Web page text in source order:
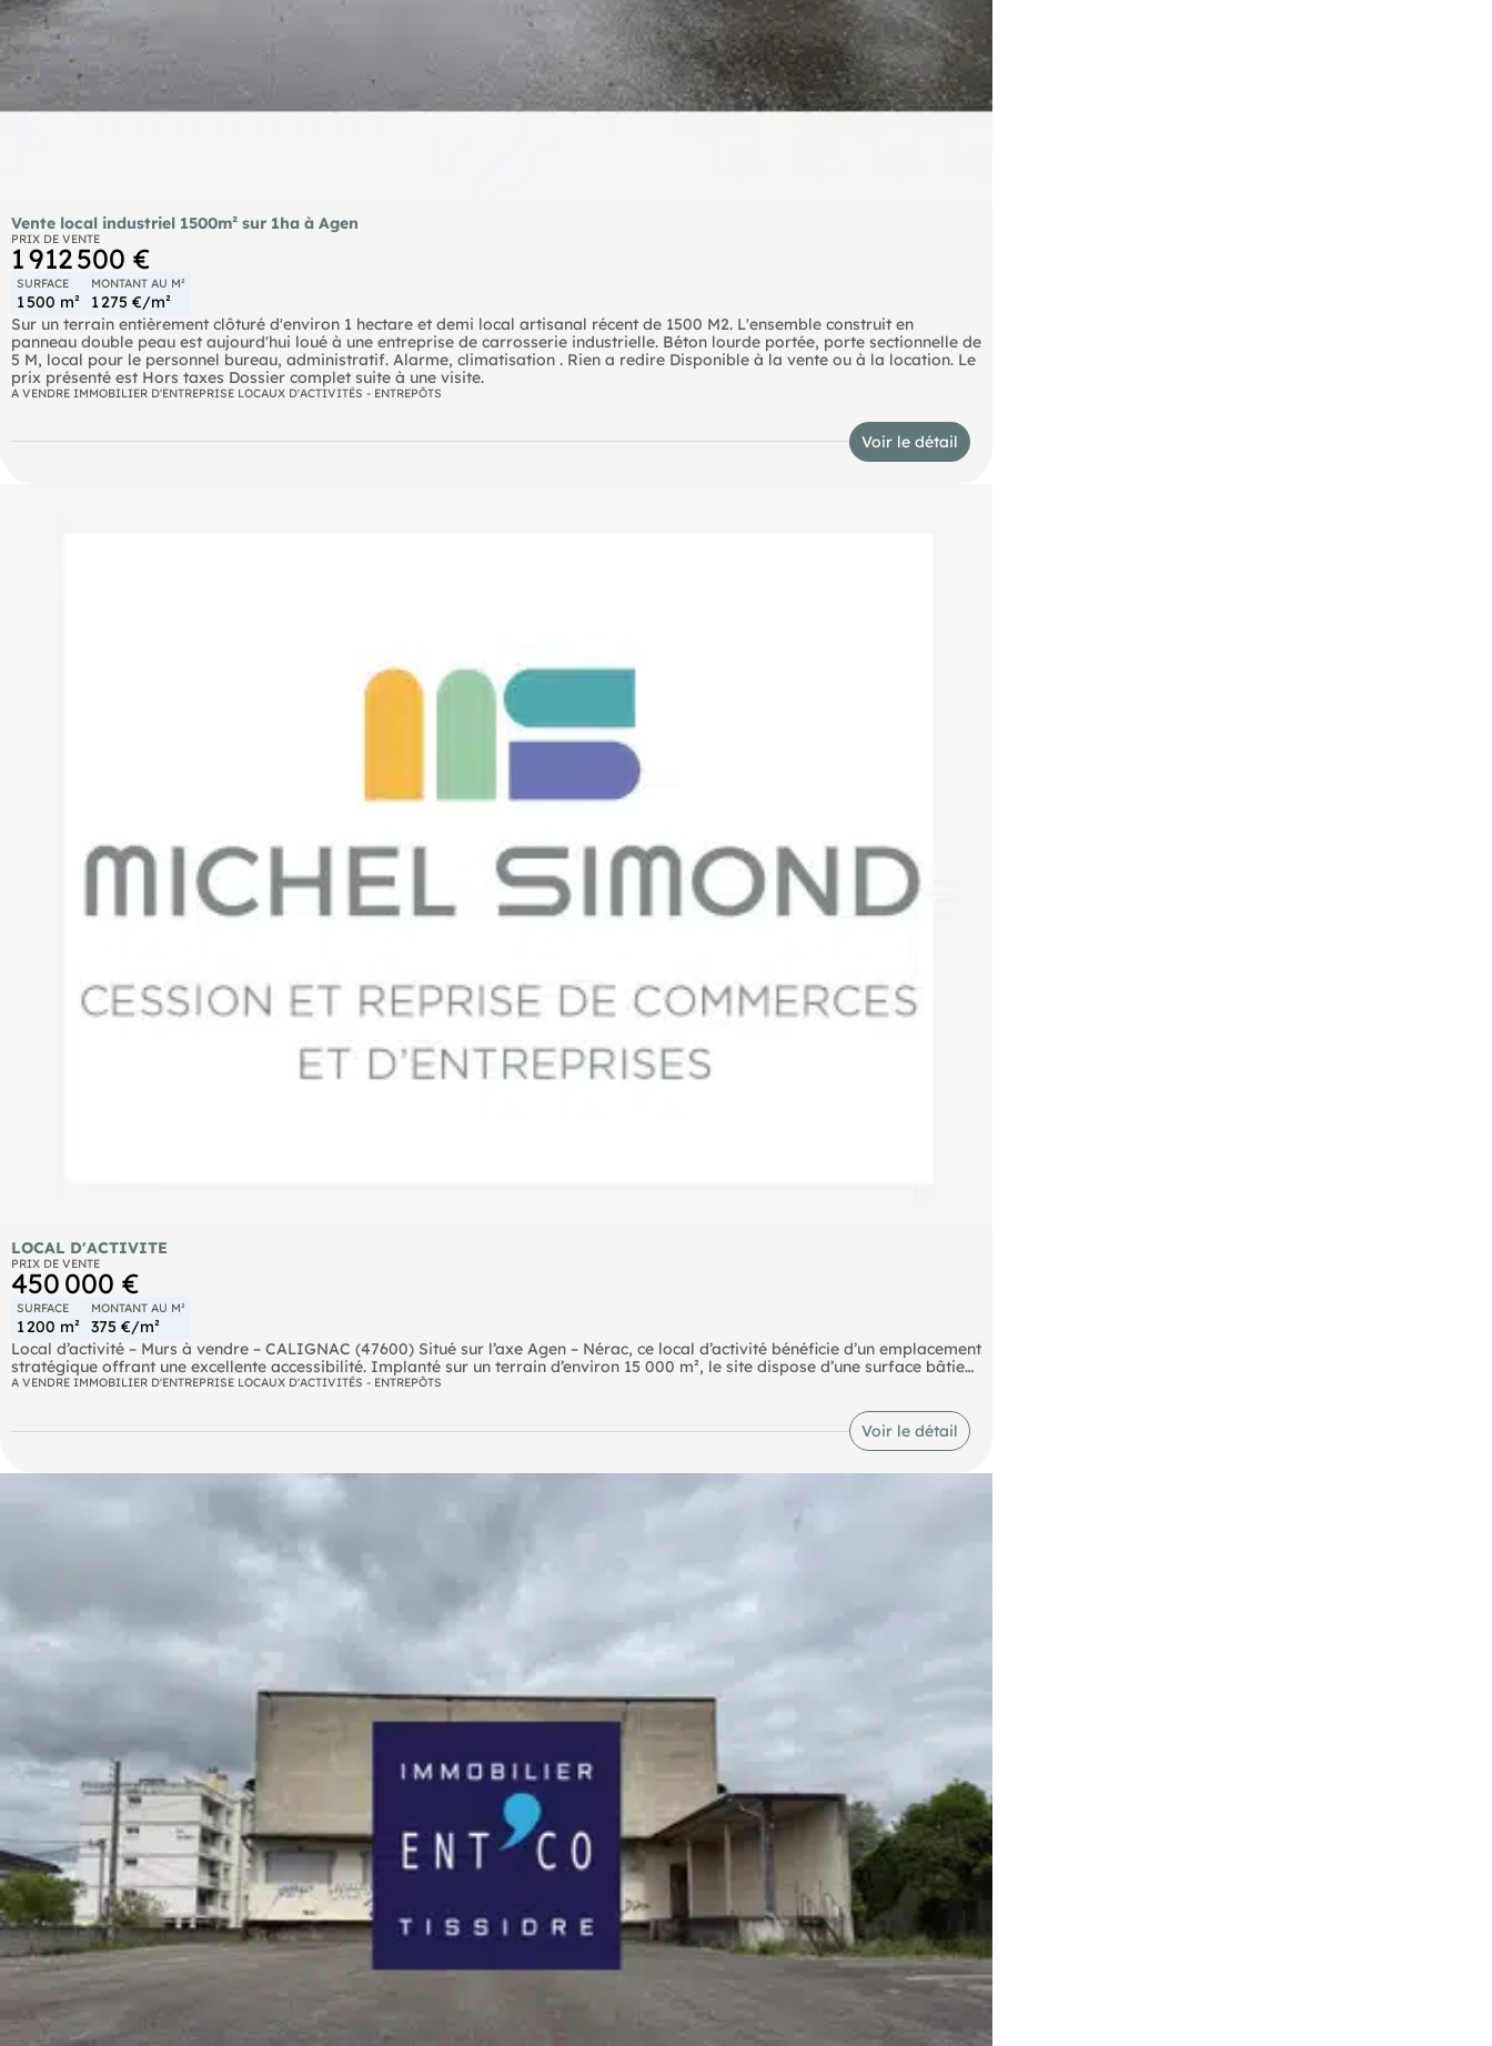
Vente local industriel 1500m² sur 1ha à Agen
PRIX DE VENTE
1 912 500 €
SURFACE
1 500 m²
MONTANT AU M²
1 275 €/m²
Sur un terrain entièrement clôturé d'environ 1 hectare et demi local artisanal récent de 1500 M2. L'ensemble construit en
panneau double peau est aujourd'hui loué à une entreprise de carrosserie industrielle. Béton lourde portée, porte sectionnelle de
5 M, local pour le personnel bureau, administratif. Alarme, climatisation . Rien a redire Disponible à la vente ou à la location. Le
prix présenté est Hors taxes Dossier complet suite à une visite.
A VENDRE IMMOBILIER D'ENTREPRISE LOCAUX D'ACTIVITÉS - ENTREPÔTS
Voir le détail
LOCAL D'ACTIVITE
PRIX DE VENTE
450 000 €
SURFACE
1 200 m²
MONTANT AU M²
375 €/m²
Local d’activité – Murs à vendre – CALIGNAC (47600) Situé sur l’axe Agen – Nérac, ce local d’activité bénéficie d’un emplacement
stratégique offrant une excellente accessibilité. Implanté sur un terrain d’environ 15 000 m², le site dispose d’une surface bâtie
d’environ 1 200 m², permettant d’envisager diverses configurations selon les besoins d’exploitation. Le bien comprend un vaste
une visibilité intéressante pour toute activité nécessitant un bon repérage et un accès rapide aux grands axes régionaux.
Multiples destinations possibles : gîtes-ch d'hôtes, hôtellerie, maison de retraite... Les murs sont proposés libres de toute
occupation, offrant ainsi une pleine maîtrise de l’exploitation future. Prix de cession des murs : 450 000 €. Idéal investisseur
A VENDRE IMMOBILIER D'ENTREPRISE LOCAUX D'ACTIVITÉS - ENTREPÔTS
Voir le détail